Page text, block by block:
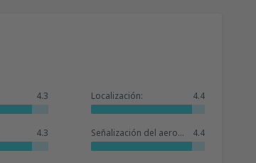
4.3 Localización: 4.4
4.3 Señalización del aeropuerto: 4.4